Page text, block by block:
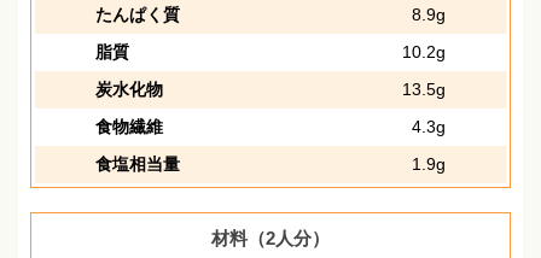
たんぱく質
8.9g
脂質
10.2g
炭水化物
13.5g
食物繊維
4.3g
食塩相当量
1.9g
材料（2人分）